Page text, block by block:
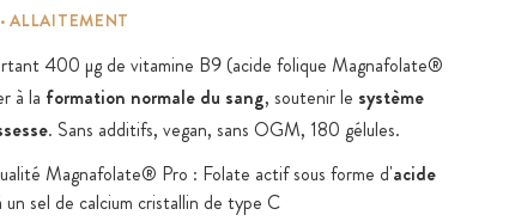
ALLAITEMENT
400 µg de vitamine B9 (acide folique Magnafolate®
à la formation normale du sang, soutenir le système
. Sans additifs, vegan, sans OGM, 180 gélules.
Magnafolate® Pro : Folate actif sous forme d'acide
sel de calcium cristallin de type C